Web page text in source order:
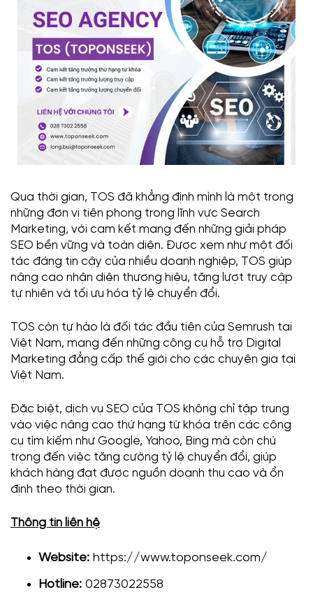
Qua thời gian, TOS đã khẳng định mình là một trong
những đơn vị tiên phong trong lĩnh vực Search
Marketing, với cam kết mang đến những giải pháp
SEO bền vững và toàn diện. Được xem như một đối
tác đáng tin cậy của nhiều doanh nghiệp, TOS giúp
nâng cao nhận diện thương hiệu, tăng lượt truy cập
tự nhiên và tối ưu hóa tỷ lệ chuyển đổi.
TOS còn tự hào là đối tác đầu tiên của Semrush tại
Việt Nam, mang đến những công cụ hỗ trợ Digital
Marketing đẳng cấp thế giới cho các chuyên gia tại
Việt Nam.
Đặc biệt, dịch vụ SEO của TOS không chỉ tập trung
vào việc nâng cao thứ hạng từ khóa trên các công
cụ tìm kiếm như Google, Yahoo, Bing mà còn chú
trọng đến việc tăng cường tỷ lệ chuyển đổi, giúp
khách hàng đạt được nguồn doanh thu cao và ổn
định theo thời gian.
Thông tin liên hệ
Website: https://www.toponseek.com/
Hotline: 02873022558